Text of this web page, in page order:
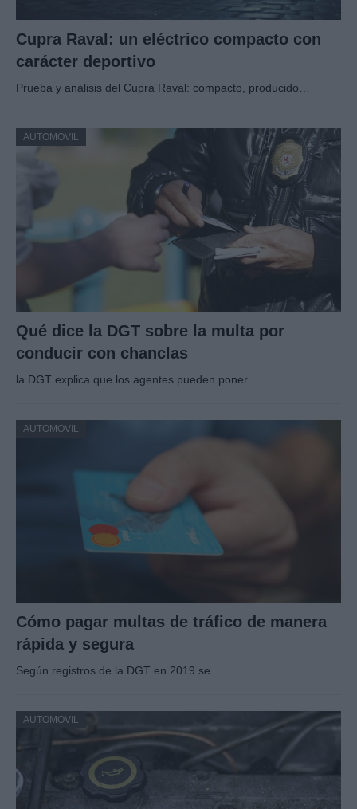
Cupra Raval: un eléctrico compacto con
carácter deportivo
Prueba y análisis del Cupra Raval: compacto, producido…
AUTOMOVIL
Qué dice la DGT sobre la multa por
conducir con chanclas
la DGT explica que los agentes pueden poner…
AUTOMOVIL
Cómo pagar multas de tráfico de manera
rápida y segura
Según registros de la DGT en 2019 se…
AUTOMOVIL